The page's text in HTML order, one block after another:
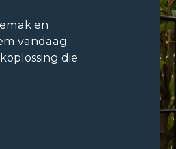
en
vandaag
die